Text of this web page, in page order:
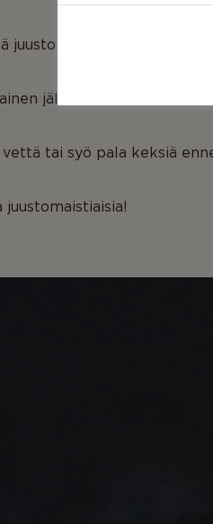
juusto maistuu? (Karvas,
jälkimaku on?
vettä tai syö pala keksiä
juustomaistiaisia!